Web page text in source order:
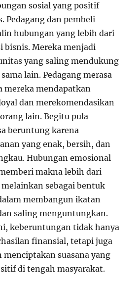
sosial yang positif
Pedagang dan pembeli
hubungan yang lebih dari
bisnis. Mereka menjadi
yang saling mendukung
lain. Pedagang merasa
mereka mendapatkan
dan merekomendasikan
lain. Begitu pula
beruntung karena
yang enak, bersih, dan
Hubungan emosional
makna lebih dari
sebagai bentuk
membangun ikatan
saling menguntungkan.
keberuntungan tidak hanya
finansial, tetapi juga
menciptakan suasana yang
di tengah masyarakat.